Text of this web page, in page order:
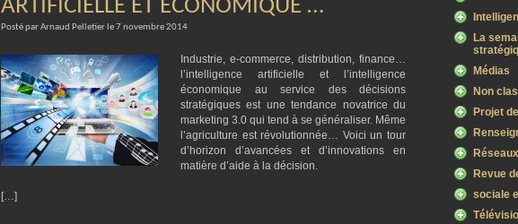
ARTIFICIELLE ET ÉCONOMIQUE …
Posté par Arnaud Pelletier le 7 novembre 2014
Industrie, e-commerce, distribution, finance…
l’intelligence artificielle et l’intelligence
économique au service des décisions
stratégiques est une tendance novatrice du
marketing 3.0 qui tend à se généraliser. Même
l’agriculture est révolutionnée… Voici un tour
d’horizon d’avancées et d’innovations en
matière d’aide à la décision.
[…]
La
Médias
Non
Projet
Revue
sociale